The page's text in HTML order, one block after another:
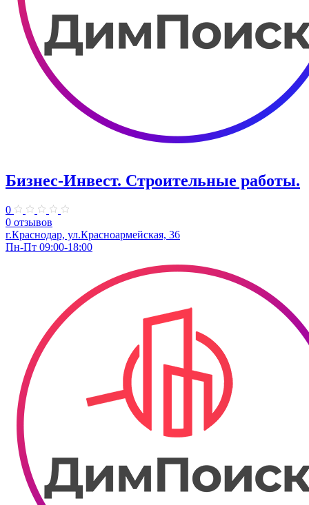
Бизнес-Инвест. Строительные работы.
0
0 отзывов
г.Краснодар, ул.Красноармейская, 36
Пн-Пт 09:00-18:00